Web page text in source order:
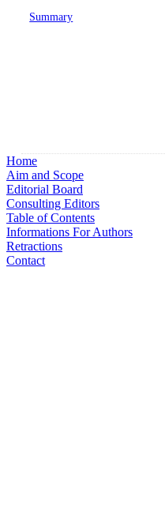
Summary
Home
Aim and Scope
Editorial Board
Consulting Editors
Table of Contents
Informations For Authors
Retractions
Contact